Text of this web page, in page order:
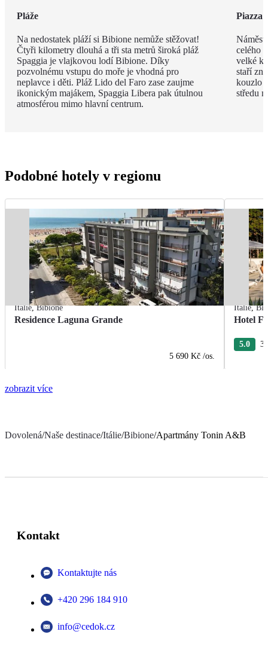
Pláže
Na nedostatek pláží si Bibione nemůže stěžovat!
Čtyři kilometry dlouhá a tři sta metrů široká pláž
Spaggia je vlajkovou lodí Bibione. Díky
pozvolnému vstupu do moře je vhodná pro
neplavce i děti. Pláž Lido del Faro zase zaujme
ikonickým majákem, Spaggia Libera pak útulnou
atmosférou mimo hlavní centrum.
Piazza
celého
velké
staří
kouzlo
středu
Podobné hotely v regionu
Itálie,Bibione
Residence Laguna Grande
5 690 Kč /os.
Itálie,
Hotel
5.0 3
zobrazit více
Dovolená/Naše destinace/Itálie/Bibione/Apartmány Tonin A&B
Kontakt
Kontaktujte nás
+420 296 184 910
info@cedok.cz